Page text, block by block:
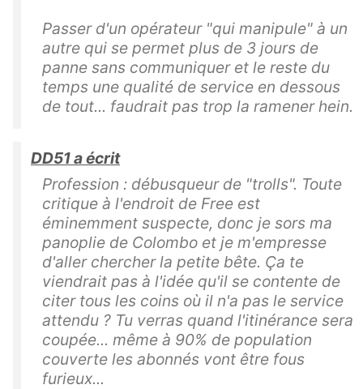
Passer d'un opérateur "qui manipule" à un
autre qui se permet plus de 3 jours de
panne sans communiquer et le reste du
temps une qualité de service en dessous
de tout... faudrait pas trop la ramener hein.
DD51 a écrit
Profession : débusqueur de "trolls". Toute
critique à l'endroit de Free est
éminemment suspecte, donc je sors ma
panoplie de Colombo et je m'empresse
d'aller chercher la petite bête. Ça te
viendrait pas à l'idée qu'il se contente de
citer tous les coins où il n'a pas le service
attendu ? Tu verras quand l'itinérance sera
coupée... même à 90% de population
couverte les abonnés vont être fous
furieux...